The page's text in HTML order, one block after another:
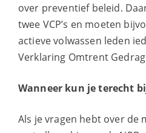
over preventief beleid.
twee VCP’s en moeten
actieve volwassen leden
Verklaring Omtrent
Wanneer kun je terecht
Als je vragen hebt over de